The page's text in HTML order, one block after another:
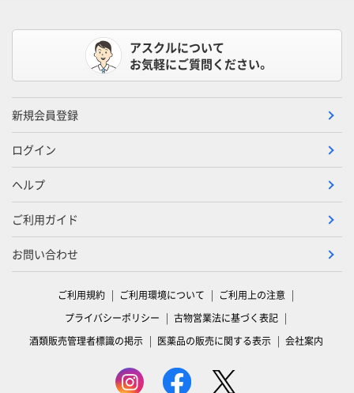
アスクルについて
お気軽にご質問ください。
新規会員登録
ログイン
ヘルプ
ご利用ガイド
お問い合わせ
ご利用規約 ご利用環境について
ご利用上の注意
プライバシーポリシー
古物営業法に基づく表記
酒類販売管理者標識の掲示
医薬品の販売に関する表示 会社案内